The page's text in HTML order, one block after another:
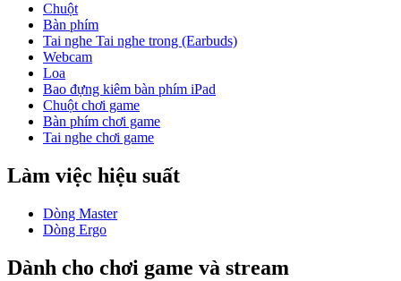
Chuột
Bàn phím
Tai nghe Tai nghe trong (Earbuds)
Webcam
Loa
Bao đựng kiêm bàn phím iPad
Chuột chơi game
Bàn phím chơi game
Tai nghe chơi game
Làm việc hiệu suất
Dòng Master
Dòng Ergo
Dành cho chơi game và stream